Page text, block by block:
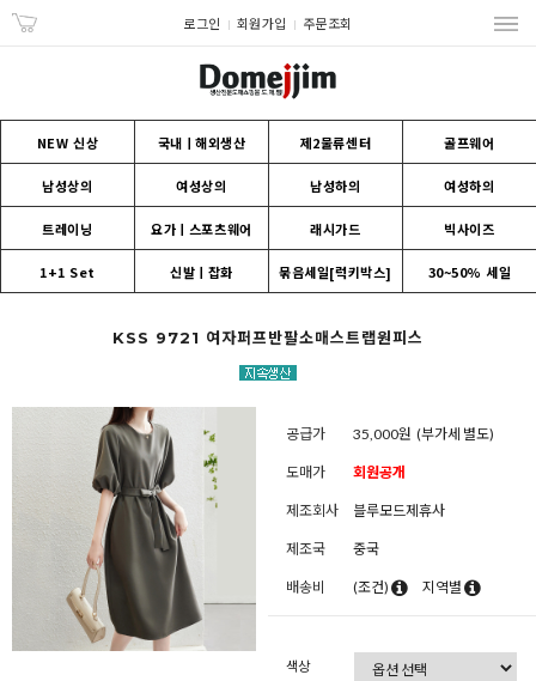
로그인 회원가입 주문조회
NEW 신상 국내ㅣ해외생산 제2물류센터 골프웨어
남성상의 여성상의 남성하의 여성하의
트레이닝 요가ㅣ스포츠웨어 래시가드 빅사이즈
1+1 Set 신발ㅣ잡화 묶음세일[럭키박스] 30~50% 세일
KSS 9721 여자퍼프반팔소매스트랩원피스
공급가 35,000원 (부가세 별도)
도매가 회원공개
제조회사 블루모드제휴사
제조국 중국
배송비 (조건) 지역별
색상